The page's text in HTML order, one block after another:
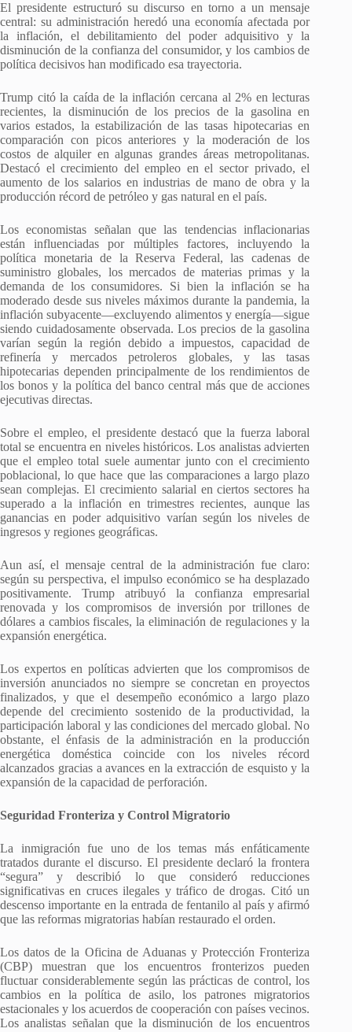
El presidente estructuró su discurso en torno a un mensaje
central: su administración heredó una economía afectada por
la inflación, el debilitamiento del poder adquisitivo y la
disminución de la confianza del consumidor, y los cambios de
política decisivos han modificado esa trayectoria.
Trump citó la caída de la inflación cercana al 2% en lecturas
recientes, la disminución de los precios de la gasolina en
varios estados, la estabilización de las tasas hipotecarias en
comparación con picos anteriores y la moderación de los
costos de alquiler en algunas grandes áreas metropolitanas.
Destacó el crecimiento del empleo en el sector privado, el
aumento de los salarios en industrias de mano de obra y la
producción récord de petróleo y gas natural en el país.
Los economistas señalan que las tendencias inflacionarias
están influenciadas por múltiples factores, incluyendo la
política monetaria de la Reserva Federal, las cadenas de
suministro globales, los mercados de materias primas y la
demanda de los consumidores. Si bien la inflación se ha
moderado desde sus niveles máximos durante la pandemia, la
inflación subyacente—excluyendo alimentos y energía—sigue
siendo cuidadosamente observada. Los precios de la gasolina
varían según la región debido a impuestos, capacidad de
refinería y mercados petroleros globales, y las tasas
hipotecarias dependen principalmente de los rendimientos de
los bonos y la política del banco central más que de acciones
ejecutivas directas.
Sobre el empleo, el presidente destacó que la fuerza laboral
total se encuentra en niveles históricos. Los analistas advierten
que el empleo total suele aumentar junto con el crecimiento
poblacional, lo que hace que las comparaciones a largo plazo
sean complejas. El crecimiento salarial en ciertos sectores ha
superado a la inflación en trimestres recientes, aunque las
ganancias en poder adquisitivo varían según los niveles de
ingresos y regiones geográficas.
Aun así, el mensaje central de la administración fue claro:
según su perspectiva, el impulso económico se ha desplazado
positivamente. Trump atribuyó la confianza empresarial
renovada y los compromisos de inversión por trillones de
dólares a cambios fiscales, la eliminación de regulaciones y la
expansión energética.
Los expertos en políticas advierten que los compromisos de
inversión anunciados no siempre se concretan en proyectos
finalizados, y que el desempeño económico a largo plazo
depende del crecimiento sostenido de la productividad, la
participación laboral y las condiciones del mercado global. No
obstante, el énfasis de la administración en la producción
energética doméstica coincide con los niveles récord
alcanzados gracias a avances en la extracción de esquisto y la
expansión de la capacidad de perforación.
Seguridad Fronteriza y Control Migratorio
La inmigración fue uno de los temas más enfáticamente
tratados durante el discurso. El presidente declaró la frontera
“segura” y describió lo que consideró reducciones
significativas en cruces ilegales y tráfico de drogas. Citó un
descenso importante en la entrada de fentanilo al país y afirmó
que las reformas migratorias habían restaurado el orden.
Los datos de la Oficina de Aduanas y Protección Fronteriza
(CBP) muestran que los encuentros fronterizos pueden
fluctuar considerablemente según las prácticas de control, los
cambios en la política de asilo, los patrones migratorios
estacionales y los acuerdos de cooperación con países vecinos.
Los analistas señalan que la disminución de los encuentros